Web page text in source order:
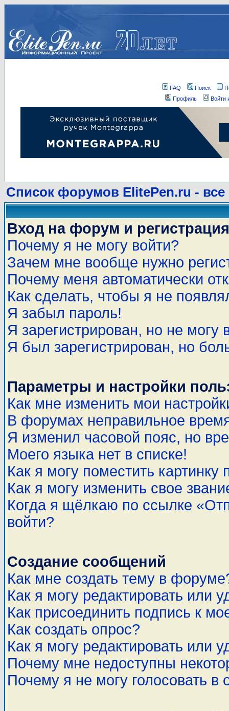
FAQ Поиск
Профиль
Войти
Список форумов ElitePen.ru - все
Вход на форум и регистрация
Почему я не могу войти?
Зачем мне вообще нужно
Почему меня автоматически
Как сделать, чтобы я не
Я забыл пароль!
Я зарегистрирован, но не могу
Я был зарегистрирован, но
Параметры и настройки
Как мне изменить мои
В форумах неправильное
Я изменил часовой пояс, но
Моего языка нет в списке!
Как я могу поместить
Как я могу изменить свое
Когда я щёлкаю по ссылке
войти?
Создание сообщений
Как мне создать тему в
Как я могу редактировать или
Как присоединить подпись к
Как создать опрос?
Как я могу редактировать или
Почему мне недоступны
Почему я не могу голосовать в